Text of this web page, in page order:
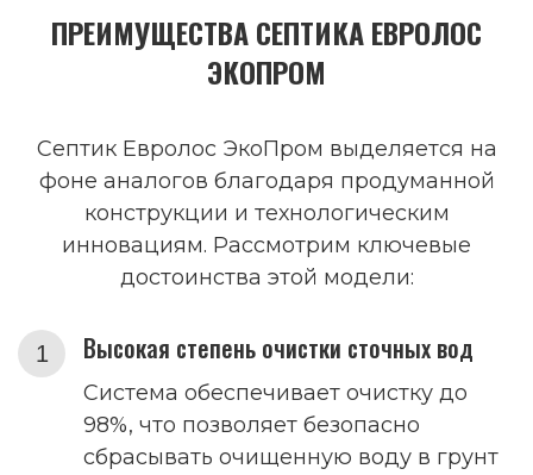
ПРЕИМУЩЕСТВА СЕПТИКА ЕВРОЛОС
ЭКОПРОМ
Септик Евролос ЭкоПром выделяется на
фоне аналогов благодаря продуманной
конструкции и технологическим
инновациям. Рассмотрим ключевые
достоинства этой модели:
Высокая степень очистки сточных вод
Система обеспечивает очистку до
98%, что позволяет безопасно
сбрасывать очищенную воду в грунт